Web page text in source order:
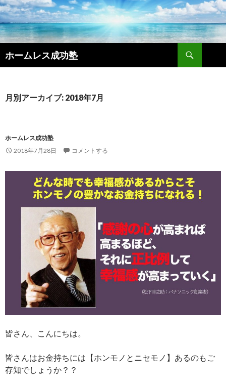
ホームレス成功塾
索
ン
キ
ッ
月別アーカイブ: 2018年7月
ホームレス成功塾
2018年7月28日
コメントする
皆さん、こんにちは。
皆さんはお金持ちには【ホンモノとニセモノ】あるのもご
存知でしょうか？？